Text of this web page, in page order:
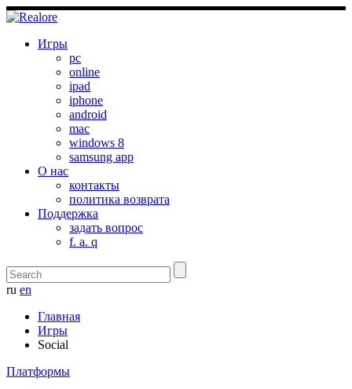
Игры
pc
online
ipad
iphone
android
mac
windows 8
samsung app
О нас
контакты
политика возврата
Поддержка
задать вопрос
f. a. q
ru en
Главная
Игры
Social
Платформы